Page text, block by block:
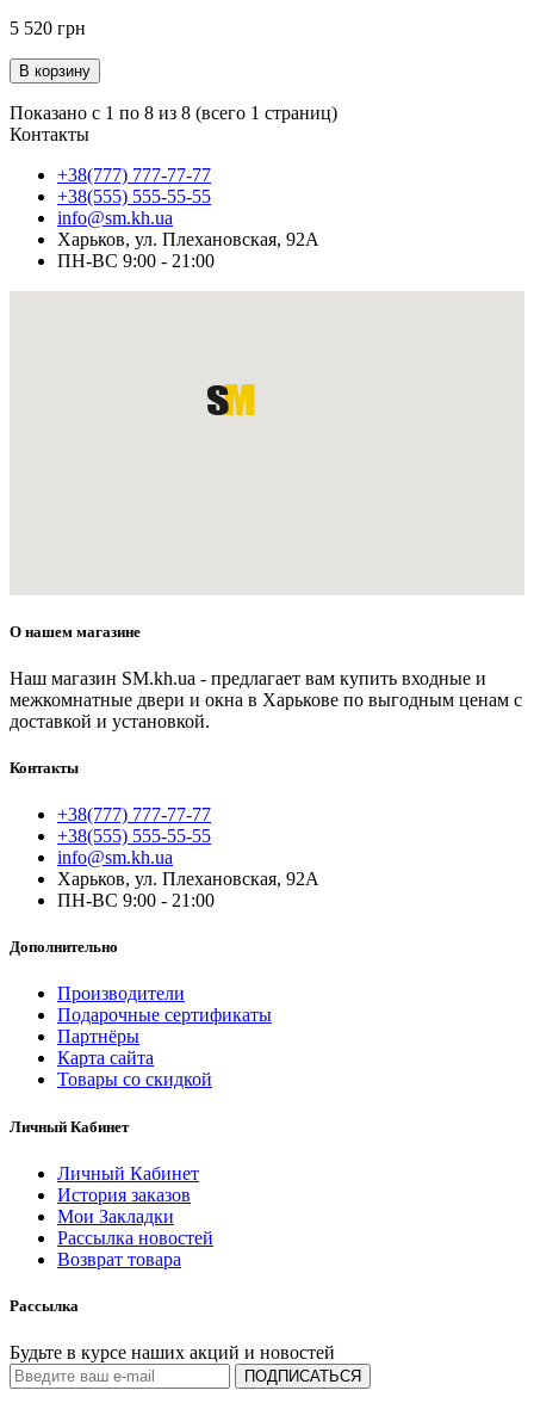
5 520 грн
В корзину
Показано с 1 по 8 из 8 (всего 1 страниц)
Контакты
+38(777) 777-77-77
+38(555) 555-55-55
info@sm.kh.ua
Харьков, ул. Плехановская, 92А
ПН-ВС 9:00 - 21:00
О нашем магазине
Наш магазин SM.kh.ua - предлагает вам купить входные и
межкомнатные двери и окна в Харькове по выгодным ценам с
доставкой и установкой.
Контакты
+38(777) 777-77-77
+38(555) 555-55-55
info@sm.kh.ua
Харьков, ул. Плехановская, 92А
ПН-ВС 9:00 - 21:00
Дополнительно
Производители
Подарочные сертификаты
Партнёры
Карта сайта
Товары со скидкой
Личный Кабинет
Личный Кабинет
История заказов
Мои Закладки
Рассылка новостей
Возврат товара
Рассылка
Будьте в курсе наших акций и новостей
ПОДПИСАТЬСЯ